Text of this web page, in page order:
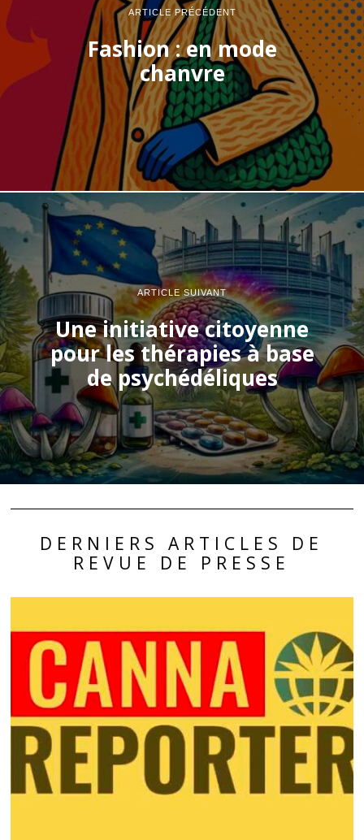
ARTICLE PRÉCÉDENT
Fashion : en mode
chanvre
ARTICLE SUIVANT
Une initiative citoyenne
pour les thérapies à base
de psychédéliques
DERNIERS ARTICLES DE
REVUE DE PRESSE